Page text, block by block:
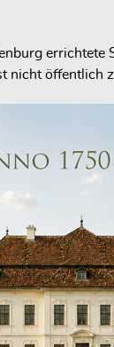
nicht öffentlich